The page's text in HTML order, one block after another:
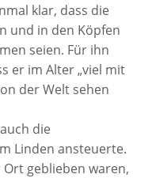
klar, dass die
und in den Köpfen
seien. Für ihn
er im Alter „viel mit
der Welt sehen
die
Linden ansteuerte.
geblieben waren,